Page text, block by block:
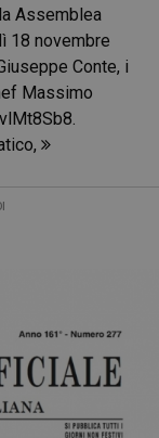
Assemblea
18 novembre
Conte, i
Massimo